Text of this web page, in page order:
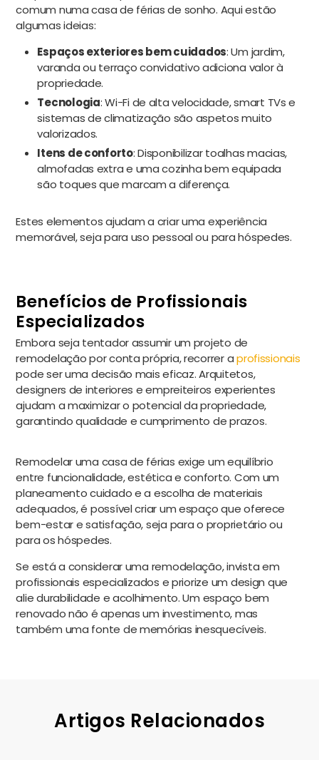
comum numa casa de férias de sonho. Aqui estão
algumas ideias:
Espaços exteriores bem cuidados: Um jardim,
varanda ou terraço convidativo adiciona valor à
propriedade.
Tecnologia: Wi-Fi de alta velocidade, smart TVs e
sistemas de climatização são aspetos muito
valorizados.
Itens de conforto: Disponibilizar toalhas macias,
almofadas extra e uma cozinha bem equipada
são toques que marcam a diferença.
Estes elementos ajudam a criar uma experiência
memorável, seja para uso pessoal ou para hóspedes.
Benefícios de Profissionais
Especializados
Embora seja tentador assumir um projeto de
remodelação por conta própria, recorrer aprofissionais
pode ser uma decisão mais eficaz. Arquitetos,
designers de interiores e empreiteiros experientes
ajudam a maximizar o potencial da propriedade,
garantindo qualidade e cumprimento de prazos.
Remodelar uma casa de férias exige um equilíbrio
entre funcionalidade, estética e conforto. Com um
planeamento cuidado e a escolha de materiais
adequados, é possível criar um espaço que oferece
bem-estar e satisfação, seja para o proprietário ou
para os hóspedes.
Se está a considerar uma remodelação, invista em
profissionais especializados e priorize um design que
alie durabilidade e acolhimento. Um espaço bem
renovado não é apenas um investimento, mas
também uma fonte de memórias inesquecíveis.
Artigos Relacionados